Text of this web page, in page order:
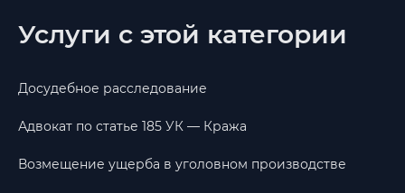
Услуги с этой категории
Досудебное расследование
Адвокат по статье 185 УК — Кража
Возмещение ущерба в уголовном производстве